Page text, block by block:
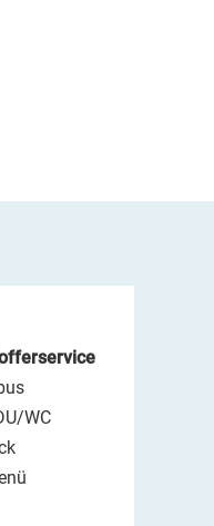
WC